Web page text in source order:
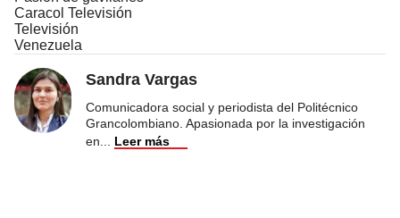
Caracol Televisión
Televisión
Venezuela
Sandra Vargas
Comunicadora social y periodista del Politécnico
Grancolombiano. Apasionada por la investigación
en
Leer más